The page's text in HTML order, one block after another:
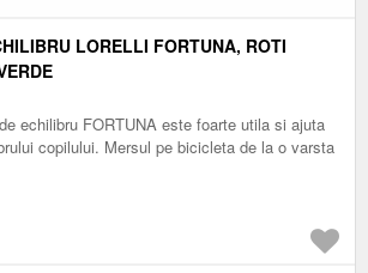
LORELLI FORTUNA, ROTI
echilibru FORTUNA este foarte utila si ajuta
copilului. Mersul pe bicicleta de la o varsta